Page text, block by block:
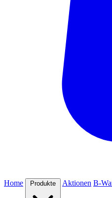
Home Produkte Aktionen B-